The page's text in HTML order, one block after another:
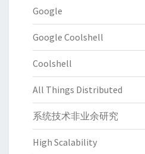
Google
Google Coolshell
Coolshell
All Things Distributed
系统技术非业余研究
High Scalability